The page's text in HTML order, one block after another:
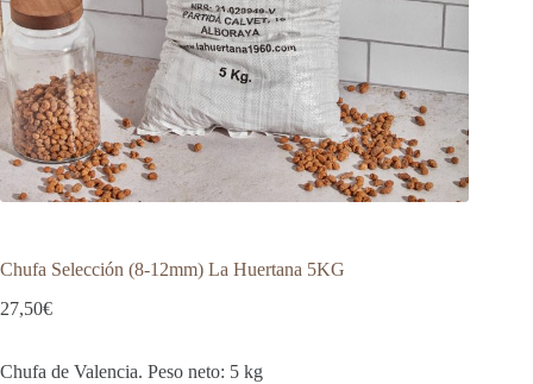
Chufa Selección (8-12mm) La Huertana 5KG
27,50€
Chufa de Valencia. Peso neto: 5 kg